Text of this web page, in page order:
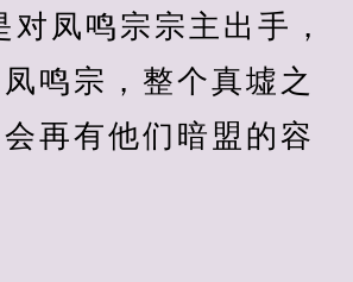
鸣宗宗主出手，
鸣宗，整个真墟之
再有他们暗盟的容